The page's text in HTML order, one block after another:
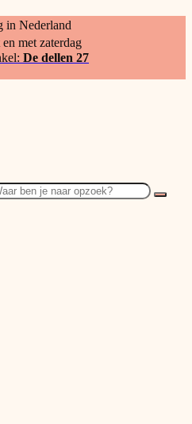
in Nederland
met zaterdag
De dellen 27